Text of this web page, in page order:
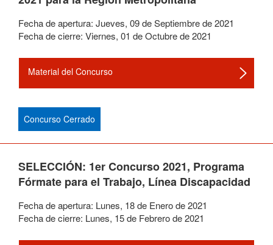
Fecha de apertura: Jueves, 09deSeptiembrede2021
Fecha de cierre: Viernes, 01 deOctubrede2021
Material del Concurso
Concurso Cerrado
SELECCIÓN: 1er Concurso 2021, Programa
Fórmate para el Trabajo, Línea Discapacidad
Fecha de apertura: Lunes, 18de Enerode2021
Fecha de cierre: Lunes, 15de Febrerode2021